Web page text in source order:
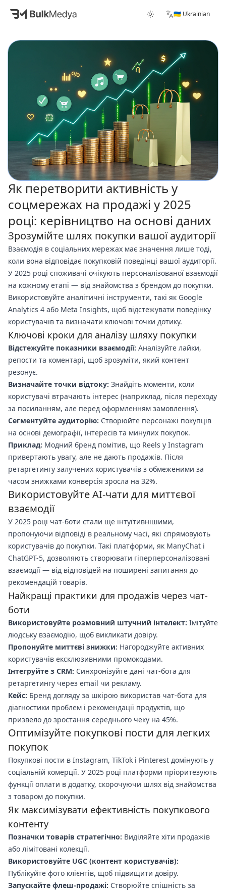
🇺🇦 Ukrainian
Як перетворити активність у
соцмережах на продажі у 2025
році: керівництво на основі даних
Зрозумійте шлях покупки вашої аудиторії
Взаємодія в соціальних мережах має значення лише тоді,
коли вона відповідає покупковій поведінці вашої аудиторії.
У 2025 році споживачі очікують персоналізованої взаємодії
на кожному етапі — від знайомства з брендом до покупки.
Використовуйте аналітичні інструменти, такі як Google
Analytics 4 або Meta Insights, щоб відстежувати поведінку
користувачів та визначати ключові точки дотику.
Ключові кроки для аналізу шляху покупки
Відстежуйте показники взаємодії: Аналізуйте лайки,
репости та коментарі, щоб зрозуміти, який контент
резонує.
Визначайте точки відтоку: Знайдіть моменти, коли
користувачі втрачають інтерес (наприклад, після переходу
за посиланням, але перед оформленням замовлення).
Сегментуйте аудиторію: Створюйте персонажі покупців
на основі демографії, інтересів та минулих покупок.
Приклад: Модний бренд помітив, що Reels у Instagram
привертають увагу, але не дають продажів. Після
ретаргетингу залучених користувачів з обмеженими за
часом знижками конверсія зросла на 32%.
Використовуйте AI-чати для миттєвої
взаємодії
У 2025 році чат-боти стали ще інтуїтивнішими,
пропонуючи відповіді в реальному часі, які спрямовують
користувачів до покупки. Такі платформи, як ManyChat і
ChatGPT-5, дозволяють створювати гіперперсоналізовані
взаємодії — від відповідей на поширені запитання до
рекомендацій товарів.
Найкращі практики для продажів через чат-
боти
Використовуйте розмовний штучний інтелект: Імітуйте
людську взаємодію, щоб викликати довіру.
Пропонуйте миттєві знижки: Нагороджуйте активних
користувачів ексклюзивними промокодами.
Інтегруйте з CRM: Синхронізуйте дані чат-бота для
ретаргетингу через email чи рекламу.
Кейс: Бренд догляду за шкірою використав чат-бота для
діагностики проблем і рекомендації продуктів, що
призвело до зростання середнього чеку на 45%.
Оптимізуйте покупкові пости для легких
покупок
Покупкові пости в Instagram, TikTok і Pinterest домінують у
соціальній комерції. У 2025 році платформи пріоритезують
функції оплати в додатку, скорочуючи шлях від знайомства
з товаром до покупки.
Як максимізувати ефективність покупкового
контенту
Позначки товарів стратегічно: Виділяйте хіти продажів
або лімітовані колекції.
Використовуйте UGC (контент користувачів):
Публікуйте фото клієнтів, щоб підвищити довіру.
Запускайте флеш-продажі: Створюйте спішність за